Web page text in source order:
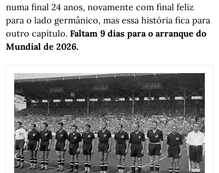
numa final 24 anos, novamente com final feliz
para o lado germânico, mas essa história fica para
outro capítulo. Faltam 9 dias para o arranque do
Mundial de 2026.